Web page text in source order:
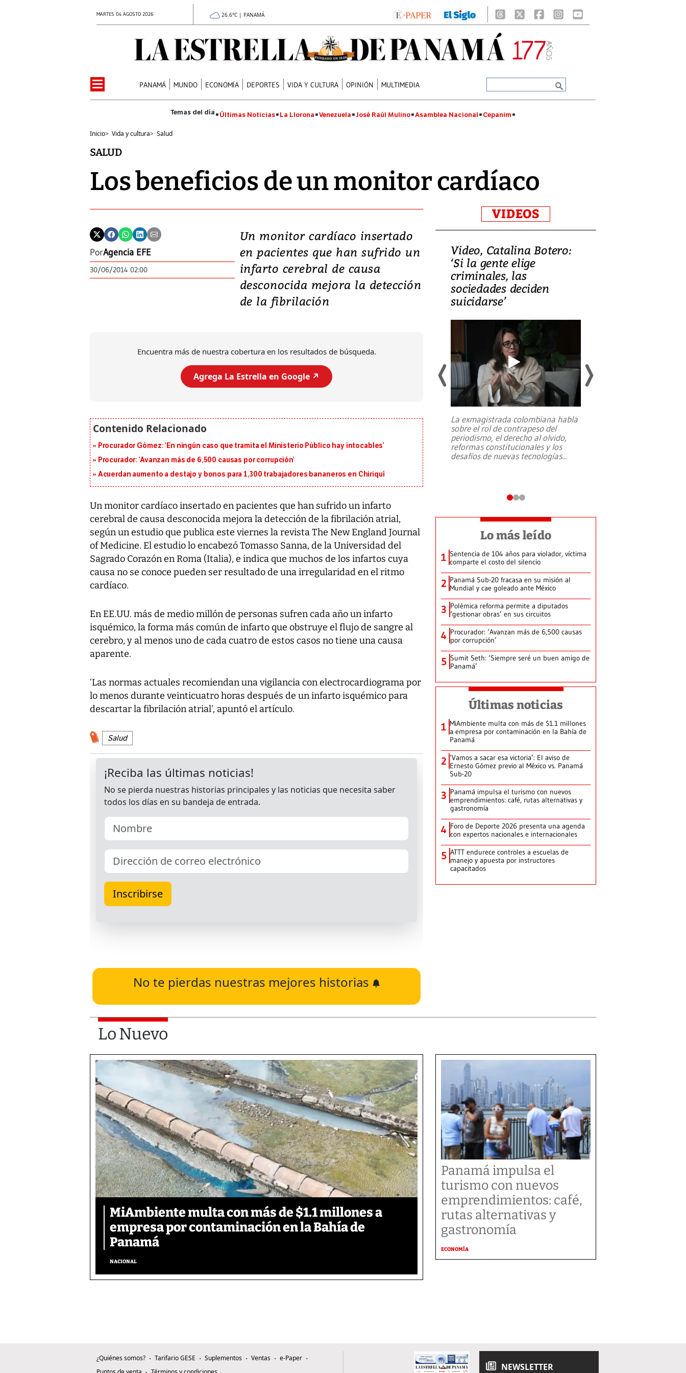
MARTES 04 AGOSTO 2026 26.6°C | PANAMÁ
PANAMÁ MUNDO ECONOMÍA DEPORTES VIDA Y CULTURA OPINIÓN MULTIMEDIA
Últimas Noticias La Llorona Venezuela José Raúl Mulino Asamblea Nacional Cepanim
Inicio> Vida y cultura> Salud
SALUD
Los beneficios de un monitor cardíaco
PorAgencia EFE
30/06/2014 02:00
Un monitor cardíaco insertado
en pacientes que han sufrido un
infarto cerebral de causa
desconocida mejora la detección
de la fibrilación
Encuentra más de nuestra cobertura en los resultados de búsqueda.
Agrega La Estrella en Google ↗️
Procurador Gómez: ‘En ningún caso que tramita el Ministerio Público hay intocables’
Procurador: ‘Avanzan más de 6,500 causas por corrupción’
Acuerdan aumento a destajo y bonos para 1,300 trabajadores bananeros en Chiriquí
Un monitor cardíaco insertado en pacientes que han sufrido un infarto
cerebral de causa desconocida mejora la detección de la fibrilación atrial,
según un estudio que publica este viernes la revista The New England Journal
of Medicine. El estudio lo encabezó Tomasso Sanna, de la Universidad del
Sagrado Corazón en Roma (Italia), e indica que muchos de los infartos cuya
causa no se conoce pueden ser resultado de una irregularidad en el ritmo
cardíaco.
En EE.UU. más de medio millón de personas sufren cada año un infarto
isquémico, la forma más común de infarto que obstruye el flujo de sangre al
cerebro, y al menos uno de cada cuatro de estos casos no tiene una causa
aparente.
‘Las normas actuales recomiendan una vigilancia con electrocardiograma por
lo menos durante veinticuatro horas después de un infarto isquémico para
descartar la fibrilación atrial’, apuntó el artículo.
Salud
No te pierdas nuestras mejores historias
VIDEOS
Video, Japón: Terremoto
deja heridos y graves
daños en Kumamoto
al sur de Japón, provocando una
Video, Catalina Botero:
‘Si la gente elige
criminales, las
sociedades deciden
suicidarse’
La exmagistrada colombiana habla
sobre el rol de contrapeso del
periodismo, el derecho al olvido,
reformas constitucionales y los
desafíos de nuevas tecnologías...
Lo más leído
1 Sentencia de 104 años para violador, víctima
comparte el costo del silencio
2 Panamá Sub-20 fracasa en su misión al
Mundial y cae goleado ante México
3 Polémica reforma permite a diputados
‘gestionar obras’ en sus circuitos
4 Procurador: ‘Avanzan más de 6,500 causas
por corrupción’
5 Sumit Seth: ‘Siempre seré un buen amigo de
Panamá’
Últimas noticias
1 MiAmbiente multa con más de $1.1 millones
a empresa por contaminación en la Bahía de
Panamá
2 ‘Vamos a sacar esa victoria’: El aviso de
Ernesto Gómez previo al México vs. Panamá
Sub-20
3 Panamá impulsa el turismo con nuevos
emprendimientos: café, rutas alternativas y
gastronomía
4 Foro de Deporte 2026 presenta una agenda
con expertos nacionales e internacionales
5 ATTT endurece controles a escuelas de
manejo y apuesta por instructores
capacitados
Lo Nuevo
MiAmbiente multa con más de $1.1 millones a
empresa por contaminación en la Bahía de
Panamá
NACIONAL
Panamá impulsa el
turismo con nuevos
emprendimientos: café,
rutas alternativas y
gastronomía
ECONOMÍA
¿Quiénes somos? Tarifario GESE Suplementos Ventas
e-Paper
NEWSLETTER